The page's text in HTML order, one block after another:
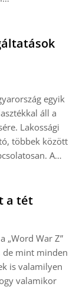
egyik
áll a
Lakossági
többek között
A…
a tét
„Word War Z”
de mint minden
is valamilyen
valamikor